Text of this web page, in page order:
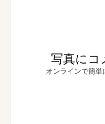
写真にコ
オンラインで簡単